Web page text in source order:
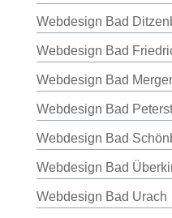
Webdesign Bad
Webdesign Bad
Webdesign Bad
Webdesign Bad
Webdesign Bad
Webdesign Bad
Webdesign Bad Urach